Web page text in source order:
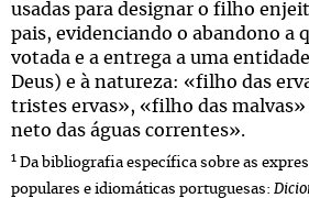
usadas para designar o filho
pais, evidenciando o abandono a
votada e a entrega a uma
Deus) e à natureza: «filho das
tristes ervas», «filho das malvas»
neto das águas correntes».
1 Da bibliografia específica sobre as
populares e idiomáticas portuguesas: